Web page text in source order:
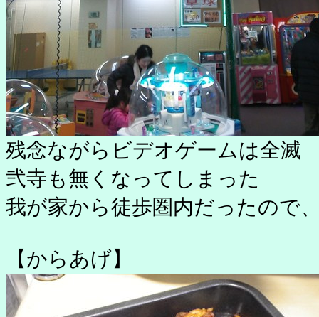
残念ながらビデオゲームは全滅
弐寺も無くなってしまった
我が家から徒歩圏内だったので
【からあげ】